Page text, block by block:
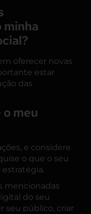
oferecer novas
estar
das
o meu
e considere
o que o seu
estratégia.
mencionadas
do seu
seu público, criar